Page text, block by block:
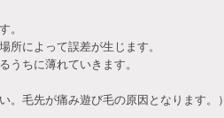
。
所によって誤差が生じます。
うちに薄れていきます。
毛先が痛み遊び毛の原因となります。）